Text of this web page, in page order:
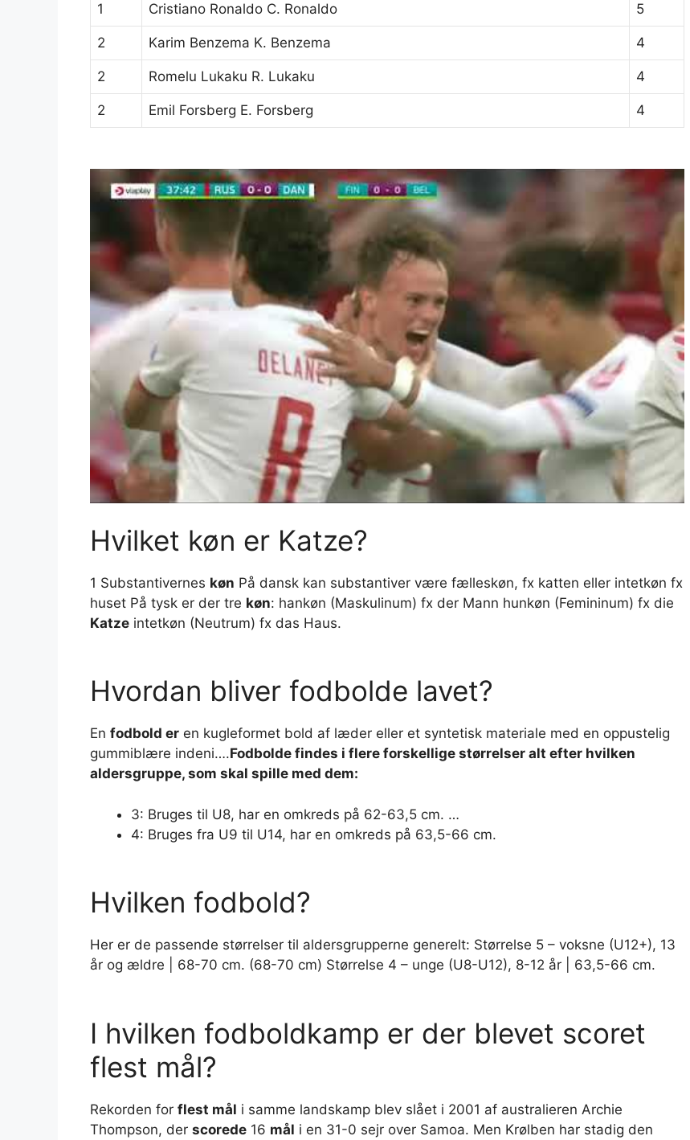
1 Cristiano Ronaldo C. Ronaldo 5
2 Karim Benzema K. Benzema 4
2 Romelu Lukaku R. Lukaku 4
2 Emil Forsberg E. Forsberg 4
Hvilket køn er Katze?
1 Substantivernes køn På dansk kan substantiver være fælleskøn, fx katten eller intetkøn fx
huset På tysk er der tre køn: hankøn (Maskulinum) fx der Mann hunkøn (Femininum) fx die
Katze intetkøn (Neutrum) fx das Haus.
Hvordan bliver fodbolde lavet?
En fodbold er en kugleformet bold af læder eller et syntetisk materiale med en oppustelig
gummiblære indeni….Fodbolde findes i flere forskellige størrelser alt efter hvilken
aldersgruppe, som skal spille med dem:
3: Bruges til U8, har en omkreds på 62-63,5 cm. …
4: Bruges fra U9 til U14, har en omkreds på 63,5-66 cm.
Hvilken fodbold?
Her er de passende størrelser til aldersgrupperne generelt: Størrelse 5 – voksne (U12+), 13
år og ældre | 68-70 cm. (68-70 cm) Størrelse 4 – unge (U8-U12), 8-12 år | 63,5-66 cm.
I hvilken fodboldkamp er der blevet scoret
flest mål?
Rekorden for flest mål i samme landskamp blev slået i 2001 af australieren Archie
Thompson, der scorede 16 mål i en 31-0 sejr over Samoa. Men Krølben har stadig den